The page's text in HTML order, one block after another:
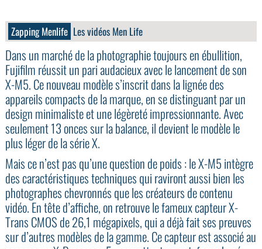
Zapping Menlife Les vidéos Men Life
Dans un marché de la photographie toujours en ébullition,
Fujifilm réussit un pari audacieux avec le lancement de son
X-M5. Ce nouveau modèle s’inscrit dans la lignée des
appareils compacts de la marque, en se distinguant par un
design minimaliste et une légèreté impressionnante. Avec
seulement 13 onces sur la balance, il devient le modèle le
plus léger de la série X.
Mais ce n’est pas qu’une question de poids : le X-M5 intègre
des caractéristiques techniques qui raviront aussi bien les
photographes chevronnés que les créateurs de contenu
vidéo. En tête d’affiche, on retrouve le fameux capteur X-
Trans CMOS de 26,1 mégapixels, qui a déjà fait ses preuves
sur d’autres modèles de la gamme. Ce capteur est associé au